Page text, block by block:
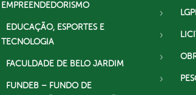
EMPREENDEDORISMO
EDUCAÇÃO, ESPORTES E
TECNOLOGIA
FACULDADE DE BELO JARDIM
FUNDEB – FUNDO DE